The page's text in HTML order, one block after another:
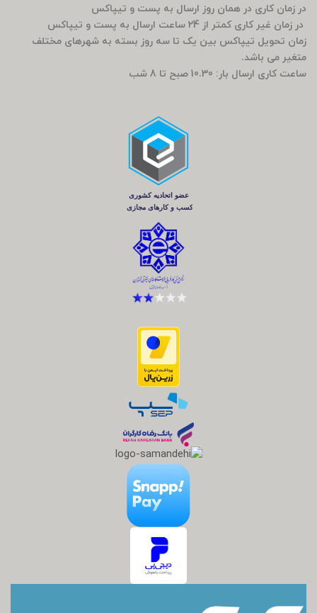
در زمان کاری در همان روز ارسال به پست و تیپاکس
در زمان غیر کاری کمتر از 24 ساعت ارسال به پست و تیپاکس
زمان تحویل تیپاکس بین یک تا سه روز بسته به شهرهای مختلف
متغیر می باشد.
ساعت کاری ارسال بار: 10.30 صبح تا 8 شب